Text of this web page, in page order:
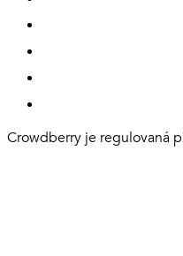
Crowdberry je regulovaná